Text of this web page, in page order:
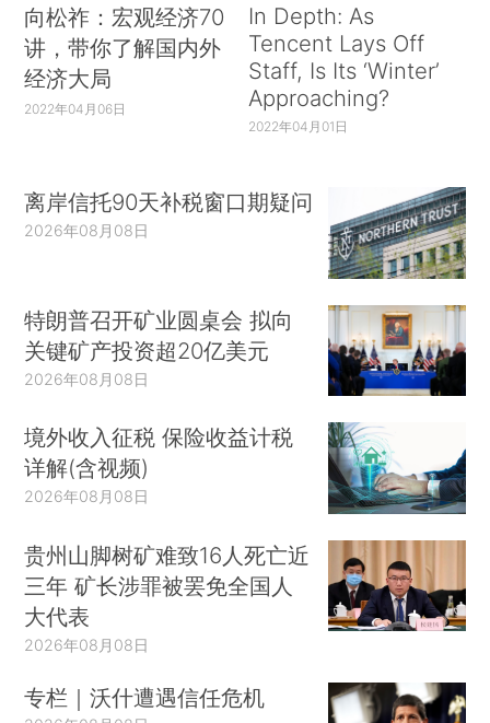
向松祚：宏观经济70
讲，带你了解国内外
经济大局
2022年04月06日
In Depth: As
Tencent Lays Off
Staff, Is Its ‘Winter’
Approaching?
2022年04月01日
离岸信托90天补税窗口期疑问
2026年08月08日
特朗普召开矿业圆桌会 拟向
关键矿产投资超20亿美元
2026年08月08日
境外收入征税 保险收益计税
详解(含视频)
2026年08月08日
贵州山脚树矿难致16人死亡近
三年 矿长涉罪被罢免全国人
大代表
2026年08月08日
专栏｜沃什遭遇信任危机